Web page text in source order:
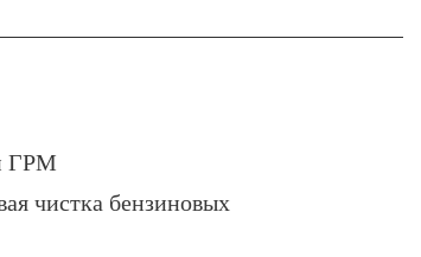
ГРМ
чистка бензиновых